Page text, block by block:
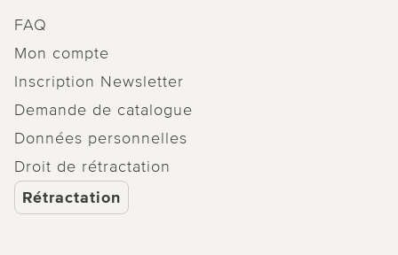
FAQ
Mon compte
Inscription Newsletter
Demande de catalogue
Données personnelles
Droit de rétractation
Rétractation